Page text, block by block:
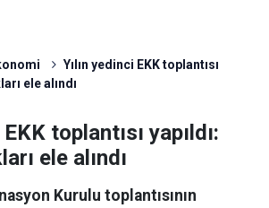
Yılın yedinci EKK toplantısı
ele alındı
toplantısı yapıldı:
ele alındı
Kurulu toplantısının